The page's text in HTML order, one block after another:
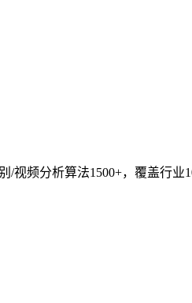
频分析算法1500+，覆盖行